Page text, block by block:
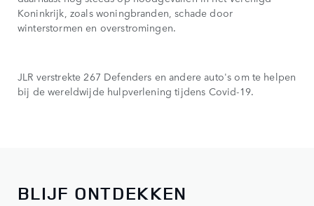
Koninkrijk, zoals woningbranden, schade door
winterstormen en overstromingen.
JLR verstrekte 267 Defenders en andere auto's om te helpen
bij de wereldwijde hulpverlening tijdens Covid-19.
BLIJF ONTDEKKEN